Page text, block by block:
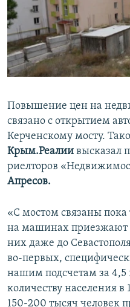
ПРОПАВШИЕ БЕЗ ВЕСТИ
ПОБЕДИТЕЛЕЙ НЕ СУДЯТ?
КРЫМ.НЕПОКОРЕННЫЙ
ELIFBE
ПРИСОЕДИНЯЙТЕСЬ!
Все сайты RFE/RL
Повышение цен на
связано с открытием
Керченскому мосту.
Крым.Реалии высказал
риелторов
Апресов.
«С мостом связаны
на машинах приезжают
них даже до
во-первых,
нашим подсчетам за 4,5
количеству населения в
150-200 тысяч человек